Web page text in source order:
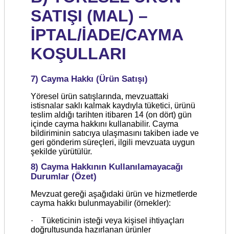
SATIŞI (MAL) –
İPTAL/İADE/CAYMA
KOŞULLARI
7) Cayma Hakkı (Ürün Satışı)
Yöresel ürün satışlarında, mevzuattaki
istisnalar saklı kalmak kaydıyla tüketici, ürünü
teslim aldığı tarihten itibaren 14 (on dört) gün
içinde cayma hakkını kullanabilir. Cayma
bildiriminin satıcıya ulaşmasını takiben iade ve
geri gönderim süreçleri, ilgili mevzuata uygun
şekilde yürütülür.
8) Cayma Hakkının Kullanılamayacağı
Durumlar (Özet)
Mevzuat gereği aşağıdaki ürün ve hizmetlerde
cayma hakkı bulunmayabilir (örnekler):
·
Tüketicinin isteği veya kişisel ihtiyaçları
doğrultusunda hazırlanan ürünler